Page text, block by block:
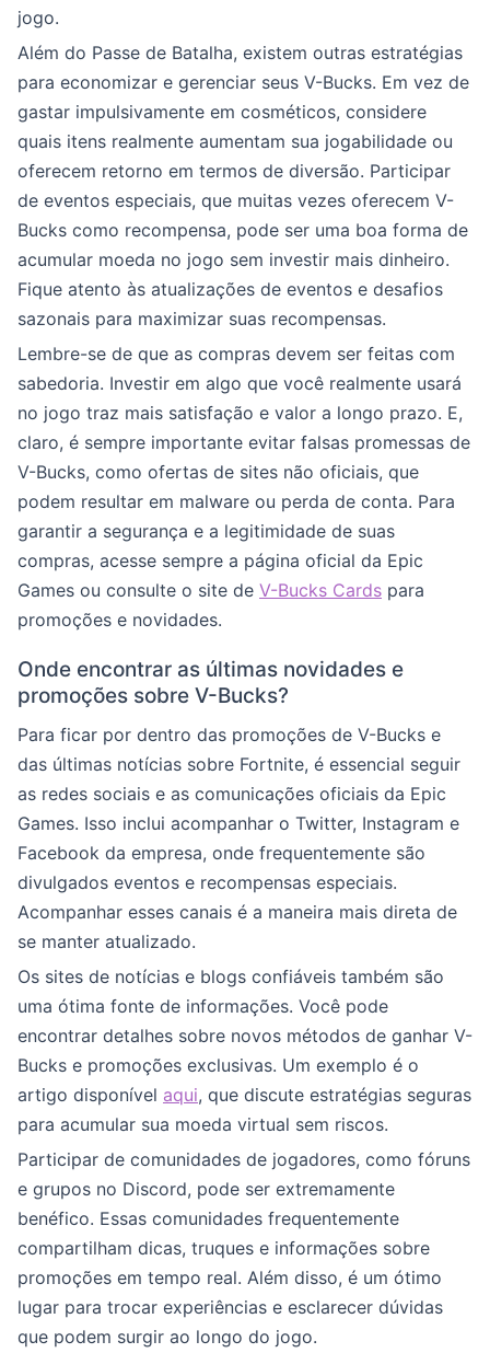
jogo.
Além do Passe de Batalha, existem outras estratégias
para economizar e gerenciar seus V-Bucks. Em vez de
gastar impulsivamente em cosméticos, considere
quais itens realmente aumentam sua jogabilidade ou
oferecem retorno em termos de diversão. Participar
de eventos especiais, que muitas vezes oferecem V-
Bucks como recompensa, pode ser uma boa forma de
acumular moeda no jogo sem investir mais dinheiro.
Fique atento às atualizações de eventos e desafios
sazonais para maximizar suas recompensas.
Lembre-se de que as compras devem ser feitas com
sabedoria. Investir em algo que você realmente usará
no jogo traz mais satisfação e valor a longo prazo. E,
claro, é sempre importante evitar falsas promessas de
V-Bucks, como ofertas de sites não oficiais, que
podem resultar em malware ou perda de conta. Para
garantir a segurança e a legitimidade de suas
compras, acesse sempre a página oficial da Epic
Games ou consulte o site de V-Bucks Cards para
promoções e novidades.
Onde encontrar as últimas novidades e
promoções sobre V-Bucks?
Para ficar por dentro das promoções de V-Bucks e
das últimas notícias sobre Fortnite, é essencial seguir
as redes sociais e as comunicações oficiais da Epic
Games. Isso inclui acompanhar o Twitter, Instagram e
Facebook da empresa, onde frequentemente são
divulgados eventos e recompensas especiais.
Acompanhar esses canais é a maneira mais direta de
se manter atualizado.
Os sites de notícias e blogs confiáveis também são
uma ótima fonte de informações. Você pode
encontrar detalhes sobre novos métodos de ganhar V-
Bucks e promoções exclusivas. Um exemplo é o
artigo disponível aqui, que discute estratégias seguras
para acumular sua moeda virtual sem riscos.
Participar de comunidades de jogadores, como fóruns
e grupos no Discord, pode ser extremamente
benéfico. Essas comunidades frequentemente
compartilham dicas, truques e informações sobre
promoções em tempo real. Além disso, é um ótimo
lugar para trocar experiências e esclarecer dúvidas
que podem surgir ao longo do jogo.